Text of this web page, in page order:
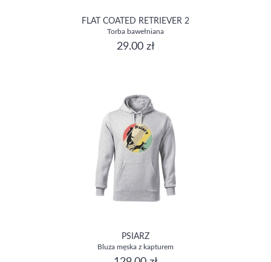
FLAT COATED RETRIEVER 2
Torba bawełniana
29.00 zł
PSIARZ
Bluza męska z kapturem